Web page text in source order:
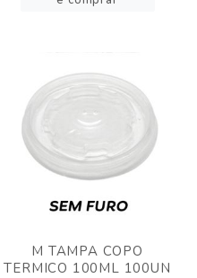
M TAMPA COPO
TERMICO 100ML 100UN